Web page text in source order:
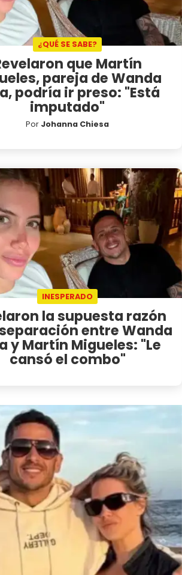
¿QUÉ SE SABE?
que Martín
pareja de Wanda
podría ir preso: "Está
imputado"
Por Johanna Chiesa
INESPERADO
la supuesta razón
entre Wanda
y Martín Migueles: "Le
cansó el combo"